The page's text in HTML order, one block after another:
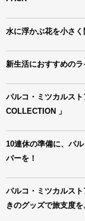
水に浮かぶ花を小さ
新生活におすすめの
パルコ・ミツカルス
COLLECTION 」
10連休の準備に、パ
バーを！
パルコ・ミツカルス
きのグッズで旅支度を